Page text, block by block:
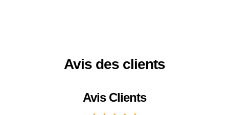
Avis des clients
Avis Clients